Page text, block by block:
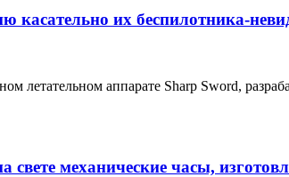
их беспилотника-
летательном аппарате Sharp Sword,
механические часы,